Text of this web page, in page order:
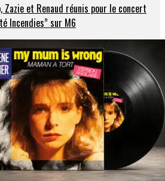
Zazie et Renaud réunis pour le concert
Incendies” sur M6